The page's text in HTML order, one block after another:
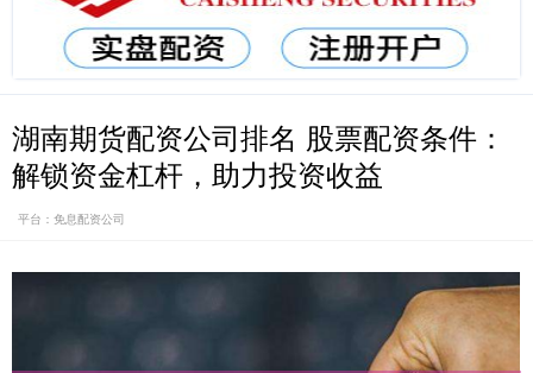
湖南期货配资公司排名 股票配资条件：
解锁资金杠杆，助力投资收益
平台：免息配资公司